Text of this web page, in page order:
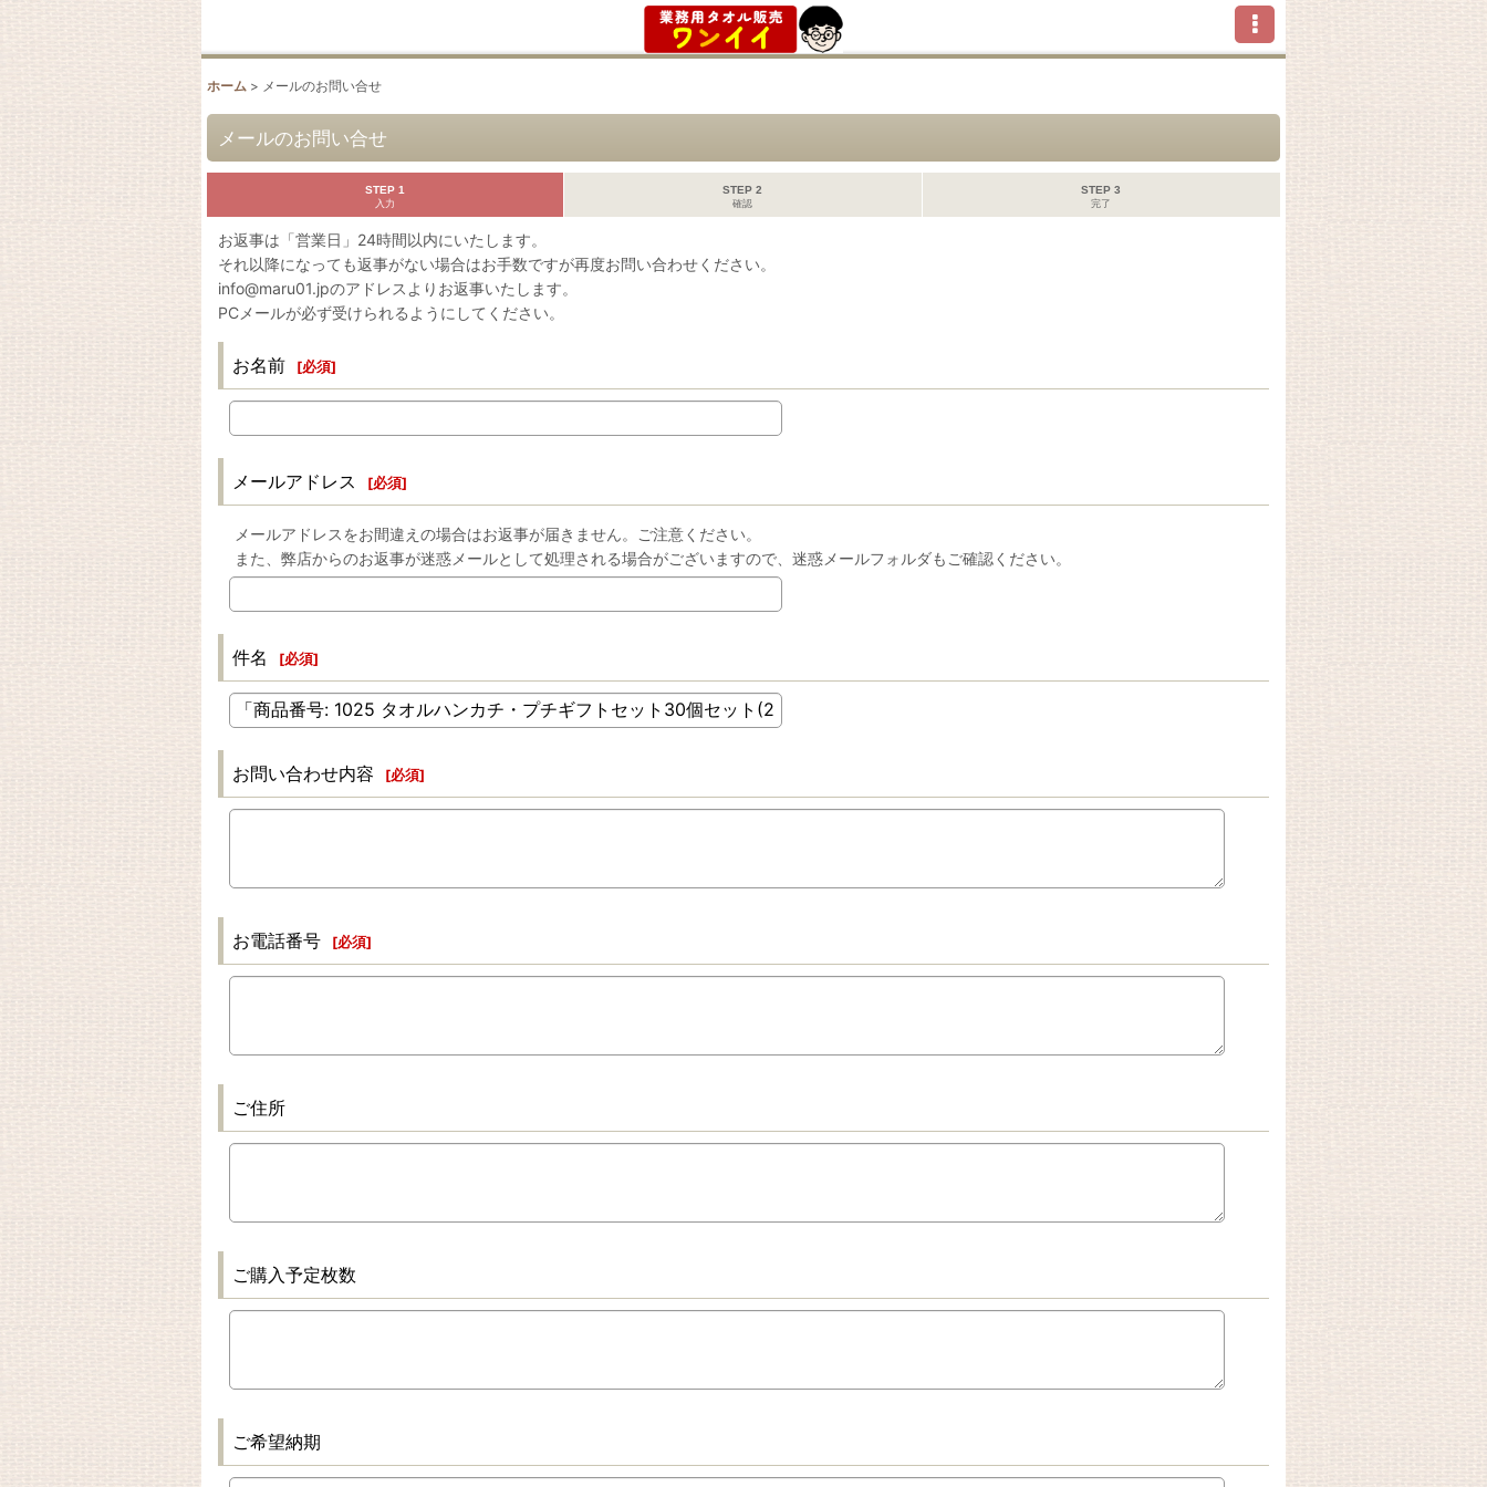
ホーム > メールのお問い合せ
メールのお問い合せ
STEP 1
入力
STEP 2
確認
STEP 3
完了
お返事は「営業日」24時間以内にいたします。
それ以降になっても返事がない場合はお手数ですが再度お問い合わせください。
info@maru01.jpのアドレスよりお返事いたします。
PCメールが必ず受けられるようにしてください。
お名前 [必須]
メールアドレス [必須]
メールアドレスをお間違えの場合はお返事が届きません。ご注意ください。
また、弊店からのお返事が迷惑メールとして処理される場合がございますので、迷惑メールフォルダもご確認ください。
件名 [必須]
お問い合わせ内容 [必須]
お電話番号 [必須]
ご住所
ご購入予定枚数
ご希望納期